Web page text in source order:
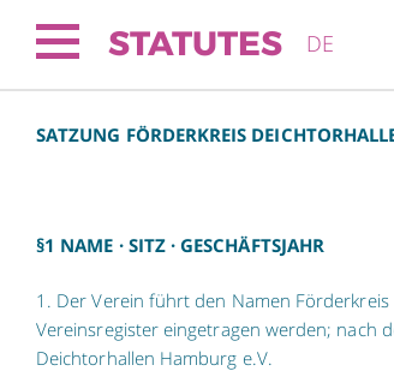
STATUTES DE
SATZUNG FÖRDERKREIS
§1 NAME · SITZ · GESCHÄFTSJAHR
1. Der Verein führt den Namen
Vereinsregister eingetragen werden; nach
Deichtorhallen Hamburg e.V.